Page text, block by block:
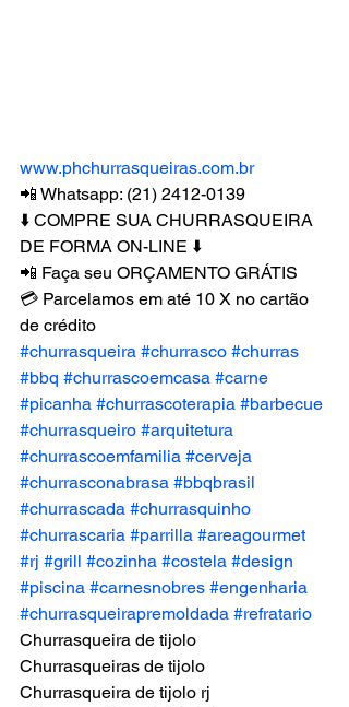
www.phchurrasqueiras.com.br
📲 Whatsapp: (21) 2412-0139
⬇️ COMPRE SUA CHURRASQUEIRA
DE FORMA ON-LINE ⬇️
📲 Faça seu ORÇAMENTO GRÁTIS
💳 Parcelamos em até 10 X no cartão
de crédito
#churrasqueira #churrasco #churras
#bbq #churrascoemcasa #carne
#picanha #churrascoterapia #barbecue
#churrasqueiro #arquitetura
#churrascoemfamilia #cerveja
#churrasconabrasa #bbqbrasil
#churrascada #churrasquinho
#churrascaria #parrilla #areagourmet
#rj #grill #cozinha #costela #design
#piscina #carnesnobres #engenharia
#churrasqueirapremoldada #refratario
Churrasqueira de tijolo
Churrasqueiras de tijolo
Churrasqueira de tijolo rj